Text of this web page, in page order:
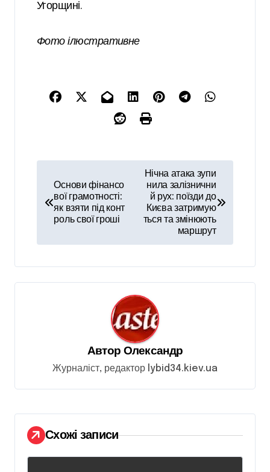
Угорщині.
Фото ілюстративне
в
г
а
ц
п
с
і
Основи фінансо
вої грамотності:
як взяти під конт
роль свої гроші
Нічна атака зупи
нила залізнични
й рух: поїзди до
Києва затримую
ться та змінюють
маршрут
Автор Олександр
Журналіст, редактор lybid34.kiev.ua
Схожі записи